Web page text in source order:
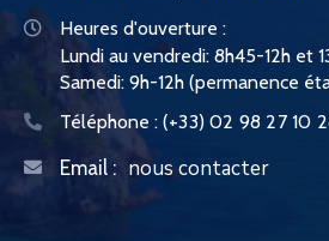
Heures d'ouverture :
Lundi au vendredi: 8h45-12h et
Samedi: 9h-12h (permanence
Téléphone : (+33) 02 98 27 10
Email : nous contacter